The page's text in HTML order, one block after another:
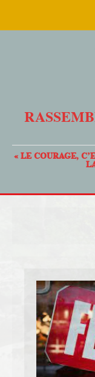
« LE COURAGE,